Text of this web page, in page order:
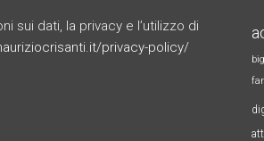
sui dati, la privacy e l’utilizzo di
privacy-policy/